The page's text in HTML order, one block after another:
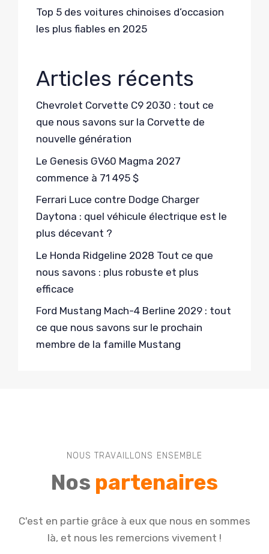
Top 5 des voitures chinoises d’occasion
les plus fiables en 2025
Articles récents
Chevrolet Corvette C9 2030 : tout ce
que nous savons sur la Corvette de
nouvelle génération
Le Genesis GV60 Magma 2027
commence à 71 495 $
Ferrari Luce contre Dodge Charger
Daytona : quel véhicule électrique est le
plus décevant ?
Le Honda Ridgeline 2028 Tout ce que
nous savons : plus robuste et plus
efficace
Ford Mustang Mach-4 Berline 2029 : tout
ce que nous savons sur le prochain
membre de la famille Mustang
NOUS TRAVAILLONS ENSEMBLE
Nos partenaires
C'est en partie grâce à eux que nous en sommes
là, et nous les remercions vivement !